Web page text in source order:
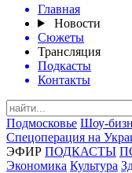
Главная
Новости
Сюжеты
Трансляция
Подкасты
Контакты
Подмосковье Шоу-
Спецоперация на
ЭФИР ПОДКАСТЫ
Экономика Культура